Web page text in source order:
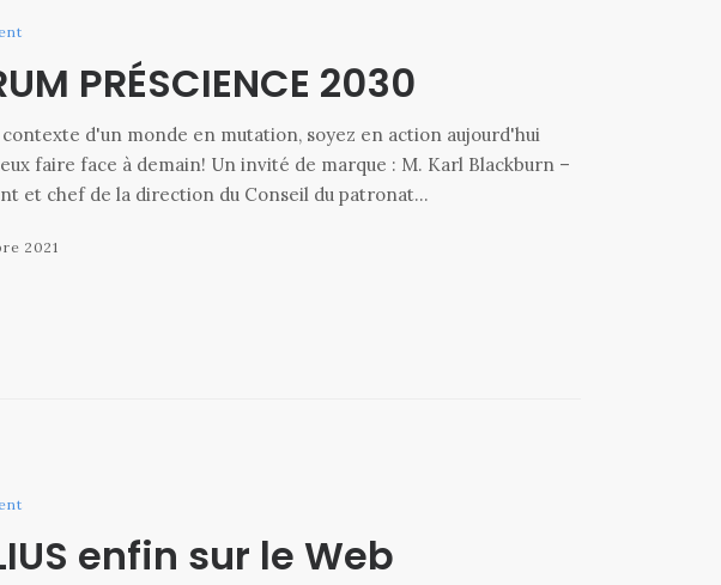
PRÉSCIENCE 2030
contexte d'un monde en mutation, soyez en action aujourd'hui
faire face à demain! Un invité de marque : M. Karl Blackburn –
et chef de la direction du Conseil du patronat…
2021
enfin sur le Web